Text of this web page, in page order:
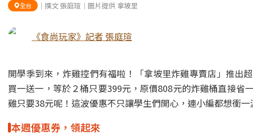
全台 ｜撰文 張庭瑄｜圖片提供 拿坡里
《食尚玩家》記者 張庭瑄
開學季到來，炸雞控們有福啦！「拿坡里炸雞專賣店」推出
買一送一，等於２桶只要399元，原價808元的炸雞桶直接
雞只要38元呢！這波優惠不只讓學生們開心，連小編都想衝一
本週優惠券，領起來